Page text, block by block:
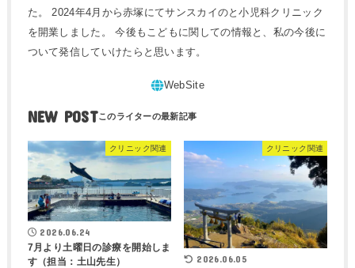
た。 2024年4月から赤塚にてサンスカイのと小児科クリニック
を開業しました。 今後もこどもに関しての情報と、私の今後に
ついて発信していけたらと思います。
NEW POST
クリニック関連
2026.06.24
7月より土曜日の診療を開始しま
す（担当：土山先生）
クリニック関連
2026.06.05